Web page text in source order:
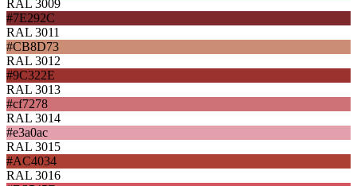
RAL 3009
#7E292C
RAL 3011
#CB8D73
RAL 3012
#9C322E
RAL 3013
#cf7278
RAL 3014
#e3a0ac
RAL 3015
#AC4034
RAL 3016